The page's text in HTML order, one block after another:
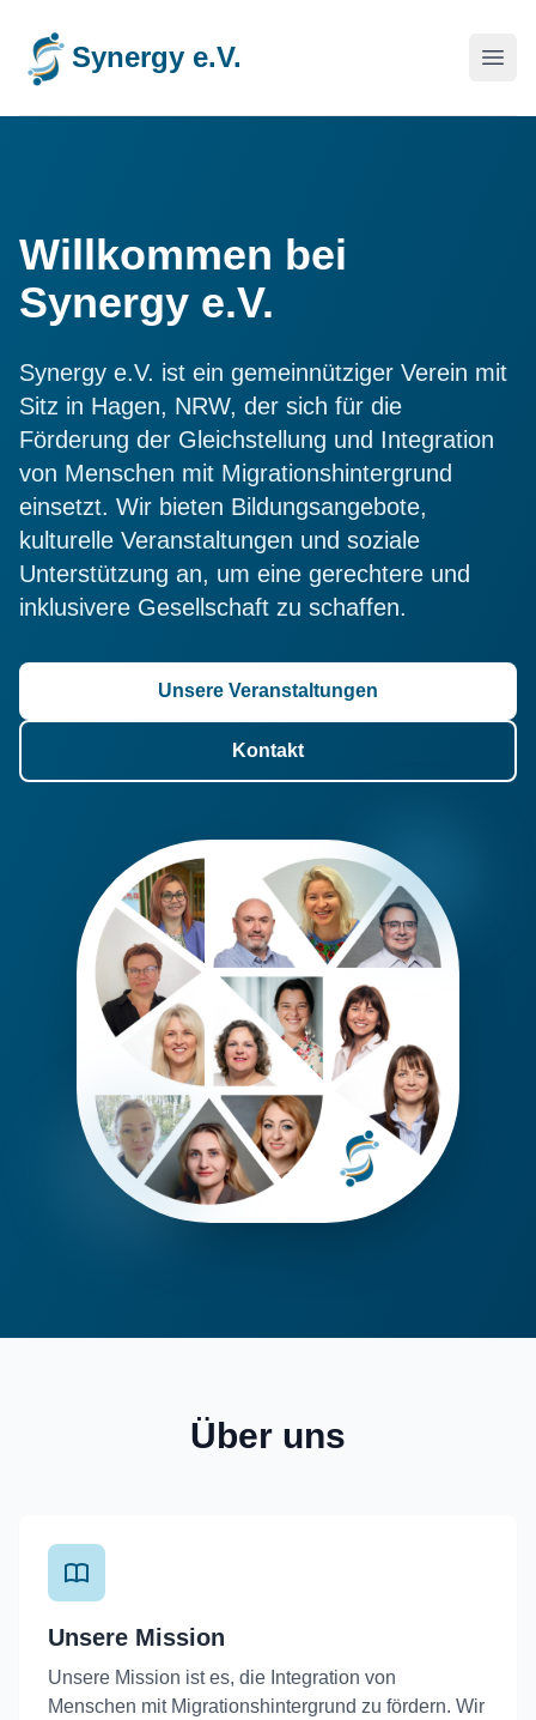
Synergy e.V.
Willkommen bei
Synergy e.V.
Synergy e.V. ist ein gemeinnütziger Verein mit
Sitz in Hagen, NRW, der sich für die
Förderung der Gleichstellung und Integration
von Menschen mit Migrationshintergrund
einsetzt. Wir bieten Bildungsangebote,
kulturelle Veranstaltungen und soziale
Unterstützung an, um eine gerechtere und
inklusivere Gesellschaft zu schaffen.
Unsere Veranstaltungen
Kontakt
Über uns
Unsere Mission
Unsere Mission ist es, die Integration von
Menschen mit Migrationshintergrund zu fördern. Wir